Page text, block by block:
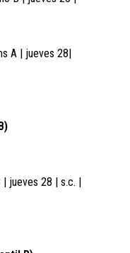
A | jueves 28|
jueves 28 | s.c. |